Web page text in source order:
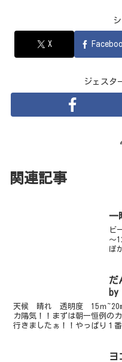
X
ジェスタ
関連記事
一
ビ
～
ぽ
に
べ
by
天候 晴れ 透明度 15ｍ
カ陽気！！まずは朝一恒例の
行きましたぁ！！やっぱり１
ヨ